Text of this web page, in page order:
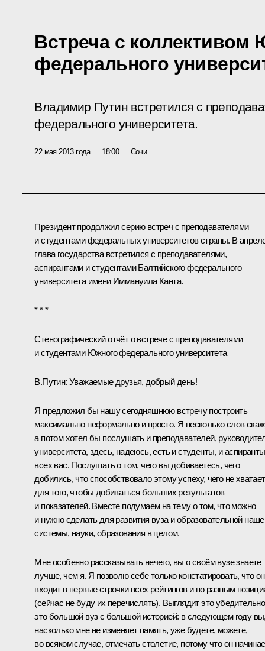
Встреча с коллективом
федерального
Владимир Путин встретился с
федерального университета.
22 мая 2013 года 18:00 Сочи
Президент продолжил серию встреч с преподавателями
и студентами федеральных университетов страны. В
глава государства встретился с преподавателями,
аспирантами и студентами Балтийского федерального
университета имени Иммануила Канта.
* * *
Стенографический отчёт о встрече с преподавателями
и студентами Южного федерального университета
В.Путин: Уважаемые друзья, добрый день!
Я предложил бы нашу сегодняшнюю встречу построить
максимально неформально и просто. Я несколько слов
а потом хотел бы послушать и преподавателей,
университета, здесь, надеюсь, есть и студенты, и
всех вас. Послушать о том, чего вы добиваетесь, чего
добились, что способствовало этому успеху, чего не хватает
для того, чтобы добиваться больших результатов
и показателей. Вместе подумаем на тему о том, что можно
и нужно сделать для развития вуза и образовательной
системы, науки, образования в целом.
Мне особенно рассказывать нечего, вы о своём вузе знаете
лучше, чем я. Я позволю себе только констатировать, что он
входит в первые строчки всех рейтингов и по разным
(сейчас не буду их перечислять). Выглядит это
это большой вуз с большой историей: в следующем году
насколько мне не изменяет память, уже будете, можете,
во всяком случае, отмечать столетие, потому что он